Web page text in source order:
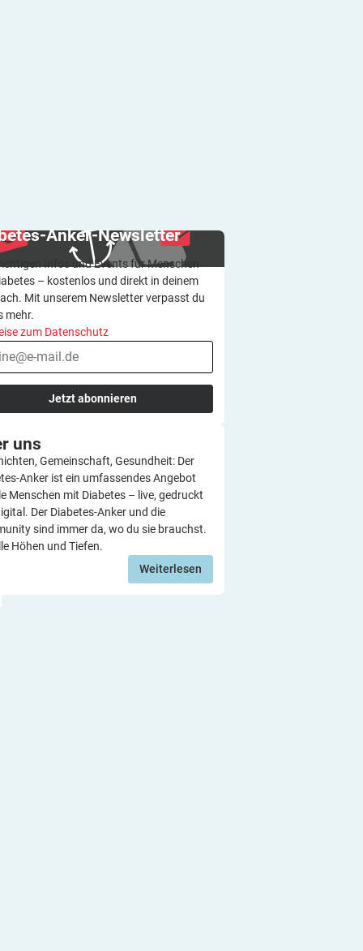
Anker-Newsletter
Infos und Events für Menschen
– kostenlos und direkt in deinem
Mit unserem Newsletter verpasst du
mehr.
zum Datenschutz
Jetzt abonnieren
uns
Gemeinschaft, Gesundheit: Der
Anker ist ein umfassendes Angebot
Menschen mit Diabetes – live, gedruckt
Der Diabetes-Anker und die
sind immer da, wo du sie brauchst.
Höhen und Tiefen.
Weiterlesen